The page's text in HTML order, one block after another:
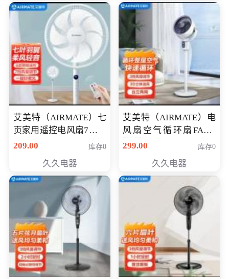
艾美特（AIRMATE）七
页家用遥控电风扇7档风
量空气循环摇头立式落
定时落地式风扇CS35-
R20
209.00 库存0
久久电器
艾美特（AIRMATE）电
风扇空气循环扇FA18-
X168
299.00 库存0
久久电器